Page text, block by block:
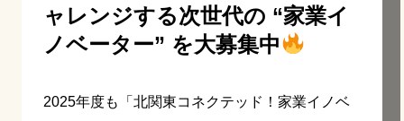
ャレンジする次世代の “家業イ
ノベーター” を大募集中
2025年度も「北関東コネクテッド！家業イノベ